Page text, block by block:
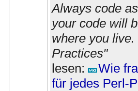
Always code
your code will
where you
Practices"
lesen:
Wie
für jedes Perl-